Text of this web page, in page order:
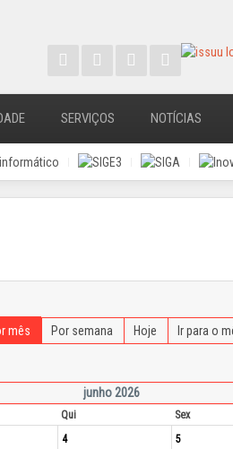
SERVIÇOS NOTÍCIAS
mês Por semana Hoje Ir para o
junho 2026
Qui Sex
4 5